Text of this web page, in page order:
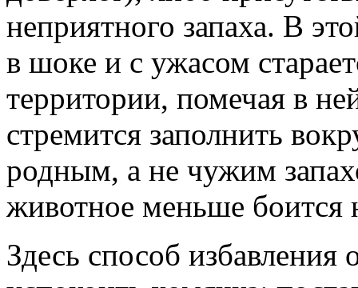
неприятного запаха. В
в шоке и с ужасом
территории, помечая в
стремится заполнить
родным, а не чужим
животное меньше боится
Здесь способ избавления